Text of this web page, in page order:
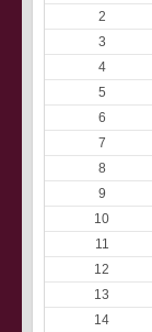
2
3
4
5
6
7
8
9
10
11
12
13
14